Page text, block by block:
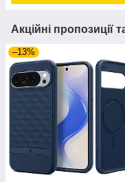
Акційні пропозиції
–13%